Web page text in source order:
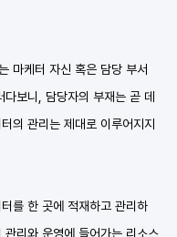
마케터 자신 혹은 담당 부서
보니, 담당자의 부재는 곧 데
의 관리는 제대로 이루어지지
를 한 곳에 적재하고 관리하
리와 운영에 들어가는 리소스